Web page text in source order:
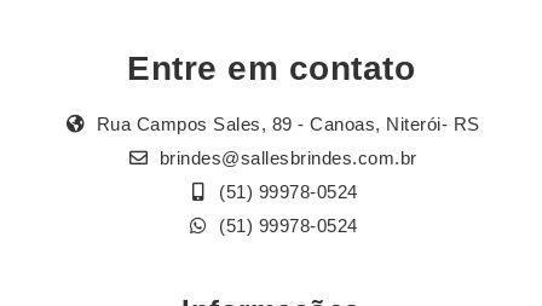
Entre em contato
Rua Campos Sales, 89 - Canoas, Niterói- RS
brindes@sallesbrindes.com.br
(51) 99978-0524
(51) 99978-0524